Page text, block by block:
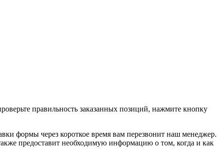
правильность заказанных позиций, нажмите кнопку
формы через короткое время вам перезвонит наш менеджер.
предоставит необходимую информацию о том, когда и как